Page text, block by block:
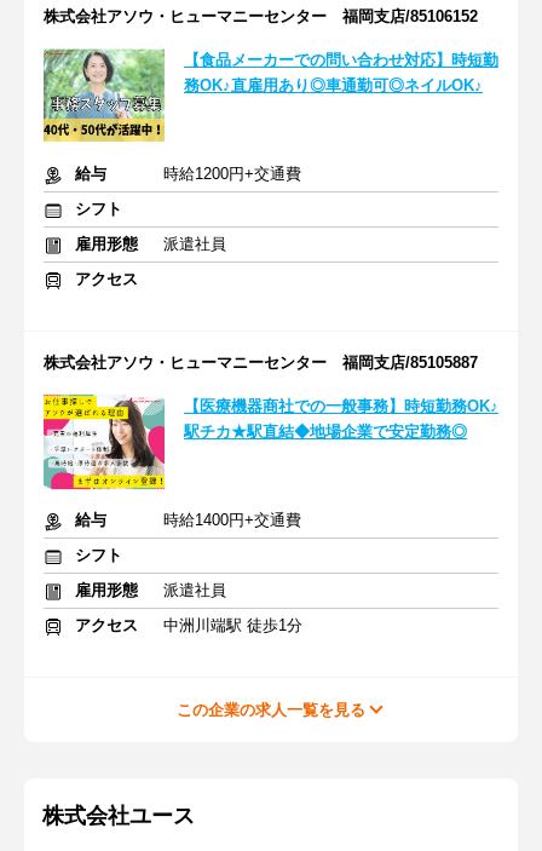
株式会社アソウ・ヒューマニーセンター 福岡支店/85106152
【食品メーカーでの問い合わせ対応】時短勤
務OK♪直雇用あり◎車通勤可◎ネイルOK♪
給与
時給1200円+交通費
シフト
雇用形態
派遣社員
アクセス
株式会社アソウ・ヒューマニーセンター 福岡支店/85105887
【医療機器商社での一般事務】時短勤務OK♪
駅チカ★駅直結◆地場企業で安定勤務◎
給与
時給1400円+交通費
シフト
雇用形態
派遣社員
アクセス
中洲川端駅 徒歩1分
この企業の求人一覧を見る
株式会社ユース